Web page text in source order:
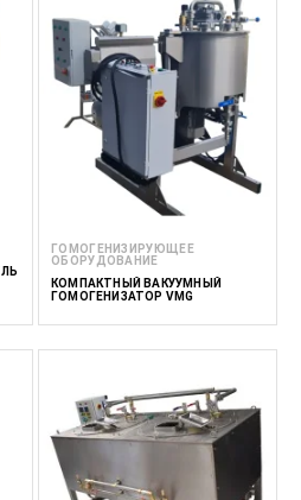
ГОМОГЕНИЗИРУЮЩЕЕ
ОБОРУДОВАНИЕ
КОМПАКТНЫЙ ВАКУУМНЫЙ
ГОМОГЕНИЗАТОР VMG